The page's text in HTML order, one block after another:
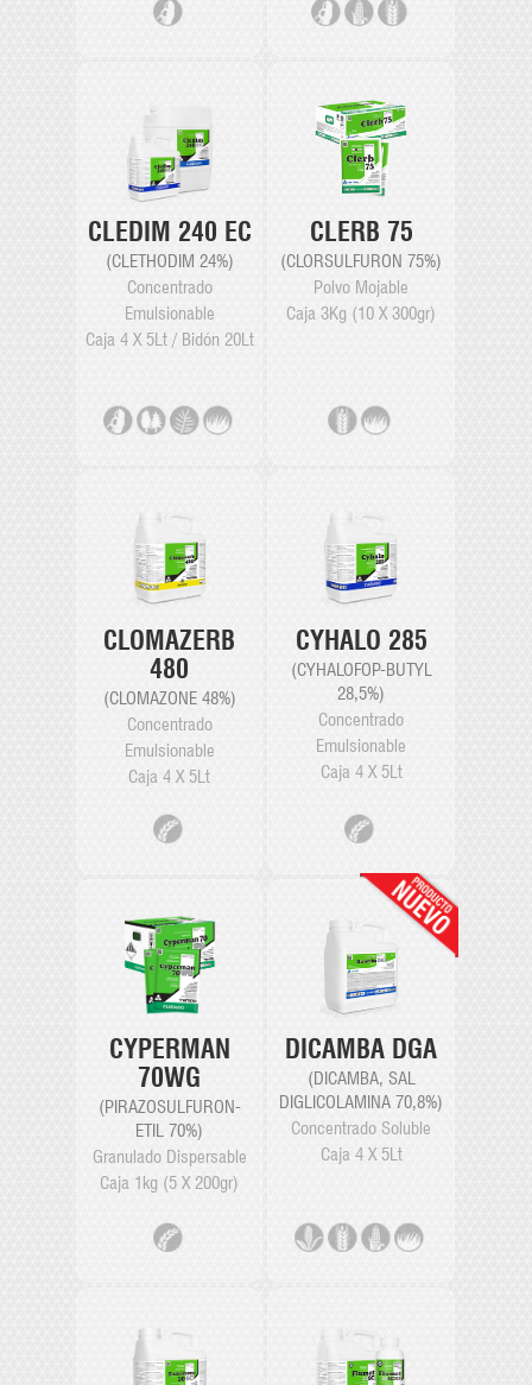
CLEDIM 240 EC
(CLETHODIM 24%)
Concentrado
Emulsionable
Caja 4 X 5Lt / Bidón 20Lt
CLERB 75
(CLORSULFURON 75%)
Polvo Mojable
Caja 3Kg (10 X 300gr)
CLOMAZERB
480
(CLOMAZONE 48%)
Concentrado
Emulsionable
Caja 4 X 5Lt
CYHALO 285
(CYHALOFOP-BUTYL
28,5%)
Concentrado
Emulsionable
Caja 4 X 5Lt
CYPERMAN
70WG
(PIRAZOSULFURON-
ETIL 70%)
Granulado Dispersable
Caja 1kg (5 X 200gr)
DICAMBA DGA
(DICAMBA, SAL
DIGLICOLAMINA 70,8%)
Concentrado Soluble
Caja 4 X 5Lt